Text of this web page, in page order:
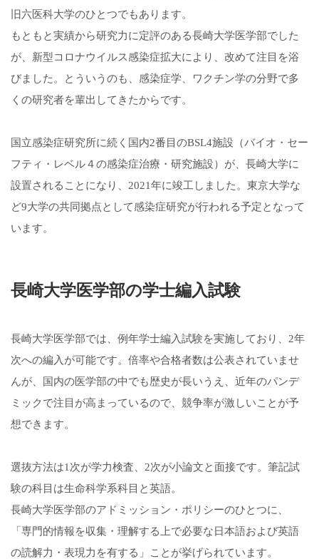
旧六医科大学のひとつでもあります。
もともと実績から研究力に定評のある長崎大学医学部でした
が、新型コロナウイルス感染症拡大により、改めて注目を浴
びました。とういうのも、感染症学、ワクチン学の分野で多
くの研究者を輩出してきたからです。
国立感染症研究所に続く国内2番目のBSL4施設（バイオ・セー
フティ・レベル４の感染症治療・研究施設）が、長崎大学に
設置されることになり、2021年に竣工しました。東京大学な
ど9大学の共同拠点として感染症研究が行われる予定となって
います。
長崎大学医学部の学士編入試験
長崎大学医学部では、例年学士編入試験を実施しており、2年
次への編入が可能です。倍率や合格者数は公表されていませ
んが、国内の医学部の中でも歴史が長いうえ、近年のパンデ
ミックで注目が高まっているので、競争率が激しいことが予
想できます。
選抜方法は1次が学力検査、2次が小論文と面接です。筆記試
験の科目は生命科学系科目と英語。
長崎大学医学部のアドミッション・ポリシーのひとつに、
「専門的情報を収集・理解する上で必要な日本語および英語
の読解力・表現力を有する」ことが挙げられています。